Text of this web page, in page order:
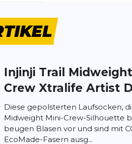
Injinji Trail
Crew Xtralife Artist
Diese gepolsterten Laufsocken,
Midweight Mini-Crew-Silhouette
beugen Blasen vor und sind mit
EcoMade-Fasern ausg...